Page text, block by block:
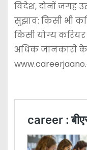
विदेश, दोनों जगह
सुझाव: किसी भी
किसी योग्य
अधिक जानकारी